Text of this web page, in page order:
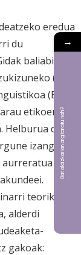
eredua
du
baliabideak
(EGE)
(EEL
etikoen eta
Helburua da
izango
abian
teorikoak
alderdi
gakoak:
→
Bat aldizkarian argitaratu nahi?